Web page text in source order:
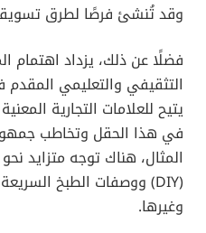
تشجيع التفاعل:
هذا يُحفّز نمو الفيديو
(Viral).
الالتزام بالإيجاز:
أبرز مميزات إحصائيات
الرسالة بسرعة. كن واضحًا
الوقت المتاح لجذب